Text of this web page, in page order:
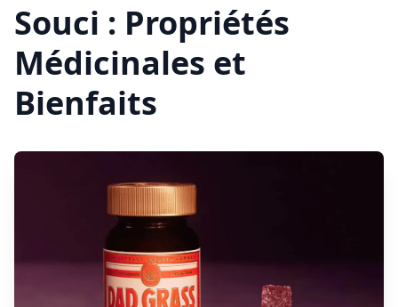
Souci : Propriétés
Médicinales et
Bienfaits